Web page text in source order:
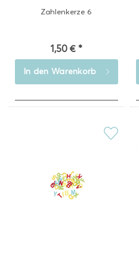
Zahlenkerze 6
1,50 € *
In den Warenkorb